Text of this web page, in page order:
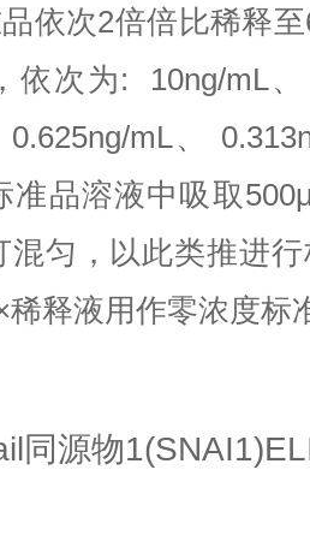
依次2倍倍比稀释
依次为: 10ng/mL
0.625ng/mL、
准品溶液中吸取
混匀，以此类推进
稀释液用作零浓度标